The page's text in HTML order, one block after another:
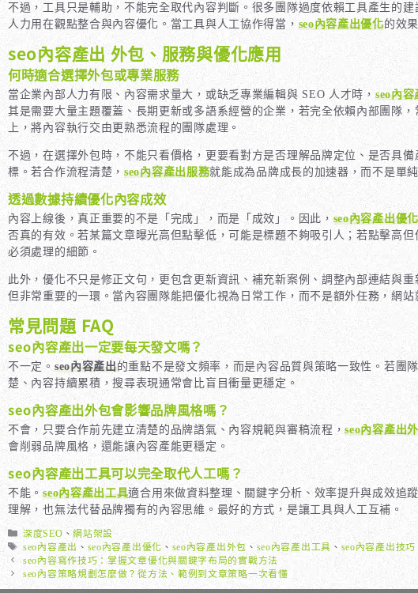
不過，工具只是輔助，不能完全取代內容判斷。很多團隊過度依賴工具產生的
人力用在觀點整合與內容優化。當工具與人工協作得當， seo內容產出優化的效
seo內容產出 外包、服務與優化應用
何時適合選擇外包或專業服務
當企業內部人力有限、內容需求量大，或缺乏專業編輯與 SEO 人才時， seo內
其是需要大量主題覆蓋、長期更新或多語系經營的企業，若完全依賴內部團隊
上，將內容執行交由更熟悉流程的團隊處理。
不過，在選擇外包時，不能只看價格，更要看對方是否理解品牌定位、是否具
標。若合作流程清楚， seo內容產出服務就能成為品牌成長的加速器，而不是單
透過數據持續優化內容成效
內容上線後，真正重要的不是「完成」，而是「成效」。因此， seo內容產出優化
否真的有效。若某篇文章曝光高但點擊低，可能是標題不夠吸引人；若點擊高
必須處理的細節。
此外，優化不只是修正文句，更包含更新資訊、補充新案例、調整內部連結與
但非常重要的一環。當內容團隊能把優化視為日常工作，而不是額外任務，網
常見問題 FAQ
seo內容產出一定要每天發文嗎？
不一定。 seo內容產出的重點不是發文頻率，而是內容品質與策略一致性。若團
楚、內容持續累積，搜尋表現通常會比盲目衝量更穩定。
seo內容產出外包會影響品牌風格嗎？
不會，只要合作前先建立清楚的品牌語氣、內容規範與審稿流程，seo內容產出
會削弱品牌風格，還能讓內容產能更穩定。
seo內容產出工具可以完全取代人工嗎？
不能。seo內容產出工具適合用來做資料整理、關鍵字分析、效率提升與成效追
理解，也無法代替品牌獨有的內容思維。最好的方式，是讓工具與人工互補。
分
類
深度SEO 、網站架設
標
籤
seo內容產出 、 seo內容產出優化 、 seo內容產出外包 、 seo內容產出工具 、 seo內容產出技巧
seo內容寫作技巧：掌握文章優化與關鍵字布局的實戰方法
seo內容策略規劃怎麼做？從方法、範例到文章策略一次看懂